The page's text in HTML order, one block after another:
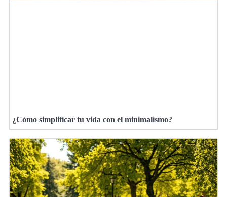
¿Cómo simplificar tu vida con el minimalismo?